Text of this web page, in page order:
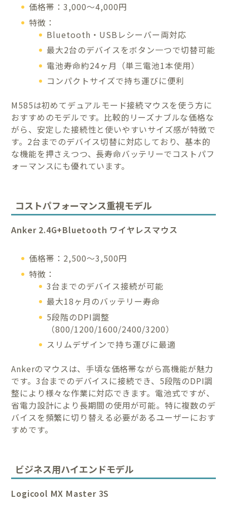
価格帯：3,000〜4,000円
特徴：
Bluetooth・USBレシーバー両対応
最大2台のデバイスをボタン一つで切替可能
電池寿命約24ヶ月（単三電池1本使用）
コンパクトサイズで持ち運びに便利
M585は初めてデュアルモード接続マウスを使う方に
おすすめのモデルです。比較的リーズナブルな価格な
がら、安定した接続性と使いやすいサイズ感が特徴で
す。2台までのデバイス切替に対応しており、基本的
な機能を押さえつつ、長寿命バッテリーでコストパフ
ォーマンスにも優れています。
コストパフォーマンス重視モデル
Anker 2.4G+Bluetooth ワイヤレスマウス
価格帯：2,500〜3,500円
特徴：
3台までのデバイス接続が可能
最大18ヶ月のバッテリー寿命
5段階のDPI調整
（800/1200/1600/2400/3200）
スリムデザインで持ち運びに最適
Ankerのマウスは、手頃な価格帯ながら高機能が魅力
です。3台までのデバイスに接続でき、5段階のDPI調
整により様々な作業に対応できます。電池式ですが、
省電力設計により長期間の使用が可能。特に複数のデ
バイスを頻繁に切り替える必要があるユーザーにおす
すめです。
ビジネス用ハイエンドモデル
Logicool MX Master 3S